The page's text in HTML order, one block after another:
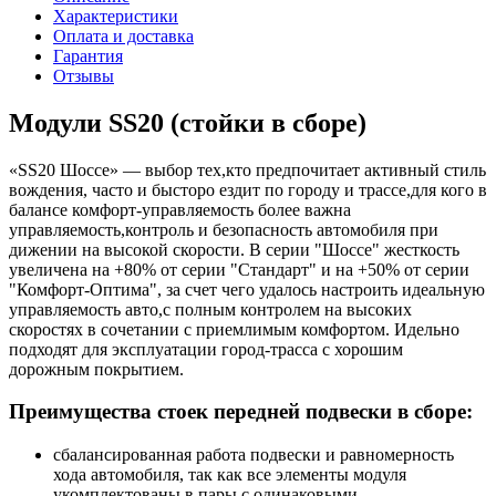
Характеристики
Оплата и доставка
Гарантия
Отзывы
Модули SS20 (стойки в сборе)
«SS20 Шоссе» — выбор тех,кто предпочитает активный стиль
вождения, часто и бысторо ездит по городу и трассе,для кого в
балансе комфорт-управляемость более важна
управляемость,контроль и безопасность автомобиля при
дижении на высокой скорости. В серии "Шоссе" жесткость
увеличена на +80% от серии "Стандарт" и на +50% от серии
"Комфорт-Оптима", за счет чего удалось настроить идеальную
управляемость авто,с полным контролем на высоких
скоростях в сочетании с приемлимым комфортом. Идельно
подходят для эксплуатации город-трасса с хорошим
дорожным покрытием.
Преимущества стоек передней подвески в сборе:
сбалансированная работа подвески и равномерность
хода автомобиля, так как все элементы модуля